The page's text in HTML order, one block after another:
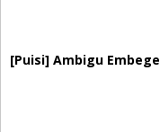
[Puisi] Ambigu Embege